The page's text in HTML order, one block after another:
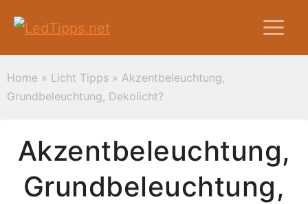
Inhalt
springen
Home » Licht Tipps » Akzentbeleuchtung,
Grundbeleuchtung, Dekolicht?
Akzentbeleuchtung,
Grundbeleuchtung,